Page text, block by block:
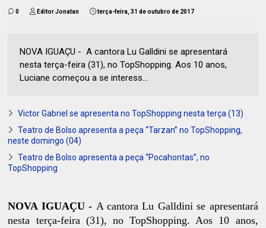
0 Editor Jonatan terça-feira, 31 de outubro de 2017
NOVA IGUAÇU - A cantora Lu Galldini se apresentará
nesta terça-feira (31), no TopShopping. Aos 10 anos,
Luciane começou a se interess...
Victor Gabriel se apresenta no TopShopping nesta terça (13)
Teatro de Bolso apresenta a peça “Tarzan” no TopShopping,
neste domingo (04)
Teatro de Bolso apresenta a peça “Pocahontas”, no
TopShopping
NOVA IGUAÇU - A cantora Lu Galldini se apresentará
nesta terça-feira (31), no TopShopping. Aos 10 anos,